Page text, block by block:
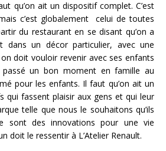
qu’on ait un dispositif complet. C’est
c’est globalement celui de toutes
du restaurant en se disant qu’on a
dans un décor particulier, avec une
doit vouloir revenir avec ses enfants
un bon moment en famille au
pour les enfants. Il faut qu’on ait un
qui fassent plaisir aux gens et qui leur
telle que nous le souhaitons qu’ils
sont des innovations pour une vie
doit le ressentir à L’Atelier Renault.